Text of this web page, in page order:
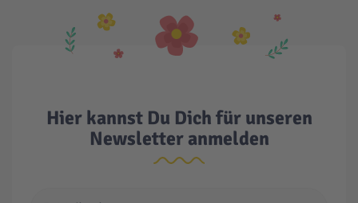
Hier kannst Du Dich für unseren
Newsletter anmelden